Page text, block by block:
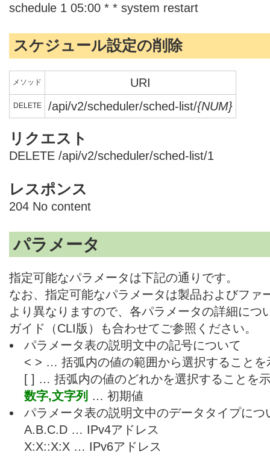
schedule 1 05:00 * * system restart
スケジュール設定の削除
メソッド URI
DELETE /api/v2/scheduler/sched-list/{NUM}
リクエスト
DELETE /api/v2/scheduler/sched-list/1
レスポンス
204 No content
パラメータ
指定可能なパラメータは下記の通りです。
なお、指定可能なパラメータは製品およびファ
より異なりますので、各パラメータの詳細につ
ガイド（CLI版）も合わせてご参照ください。
パラメータ表の説明文中の記号について
< > … 括弧内の値の範囲から選択することを
[ ] … 括弧内の値のどれかを選択することを
数字,文字列 … 初期値
パラメータ表の説明文中のデータタイプにつ
A.B.C.D … IPv4アドレス
X:X::X:X … IPv6アドレス